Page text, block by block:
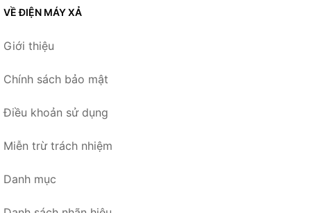
VỀ ĐIỆN MÁY XẢ
Giới thiệu
Chính sách bảo mật
Điều khoản sử dụng
Miễn trừ trách nhiệm
Danh mục